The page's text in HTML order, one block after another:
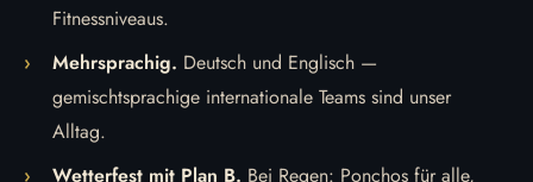
Fitnessniveaus.
Mehrsprachig. Deutsch und Englisch —
gemischtsprachige internationale Teams sind unser
Alltag.
Wetterfest mit Plan B. Bei Regen: Ponchos für alle,